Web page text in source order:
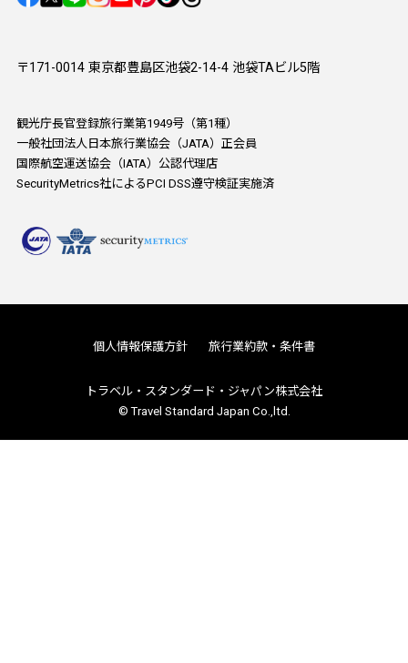
〒171-0014 東京都豊島区池袋2-14-4 池袋TAビル5階
観光庁長官登録旅行業第1949号（第1種）
一般社団法人日本旅行業協会（JATA）正会員
国際航空運送協会（IATA）公認代理店
SecurityMetrics社によるPCI DSS遵守検証実施済
個人情報保護方針 旅行業約款・条件書
トラベル・スタンダード・ジャパン株式会社
© Travel Standard Japan Co.,ltd.